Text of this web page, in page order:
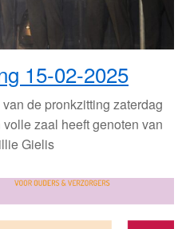
15-02-2025
van de pronkzitting zaterdag
zaal heeft genoten van
Gielis